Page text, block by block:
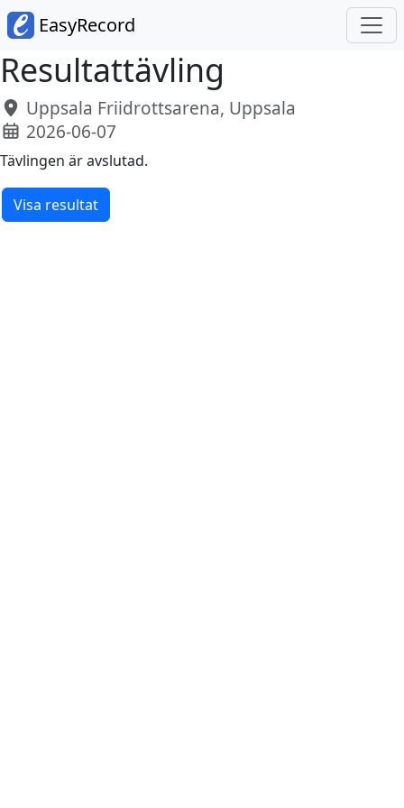
EasyRecord
Resultattävling
Uppsala Friidrottsarena, Uppsala
2026-06-07
Tävlingen är avslutad.
Visa resultat